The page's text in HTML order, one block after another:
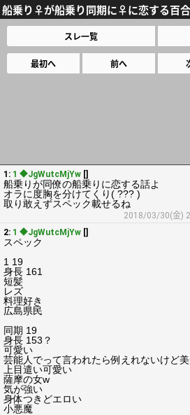
船乗り♀が船乗り同期に♀に恋する百
スレ一覧
最初へ 前へ
1: 1 ◆JgWutcMjYw []
船乗りが同僚の船乗りに恋する話よ
オラに度胸を分けてくり( ??? )
取り敢えずスペック載せるね
2018/03/30(金)
2: 1 ◆JgWutcMjYw []
スペック
1 19
身長 161
短髪
レズ
料理好き
広島県民
同期 19
身長 153？
可愛い
芸能人でって言われたら例えれないけど
上目遣い可愛い
薩摩の女w
気が強い
身体つきどエロい
小悪魔